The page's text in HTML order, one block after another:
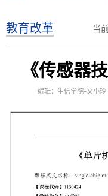
当
教育改革
《传感器
编辑：生信学院-文小玲